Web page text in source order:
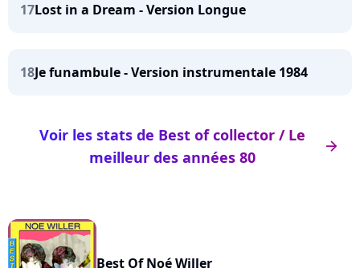
17Lost in a Dream - Version Longue
18Je funambule - Version instrumentale 1984
arrow_right
Voir les stats de Best of collector / Le
meilleur des années 80
Best Of Noé Willer